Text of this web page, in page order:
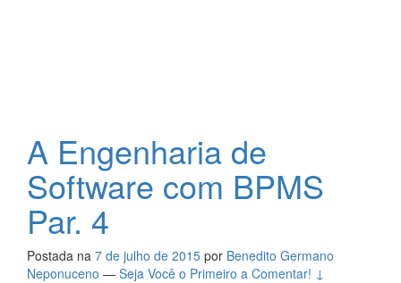
A Engenharia de
Software com BPMS
Par. 4
Postada na 7 de julho de 2015 por Benedito Germano
Neponuceno — Seja Você o Primeiro a Comentar! ↓